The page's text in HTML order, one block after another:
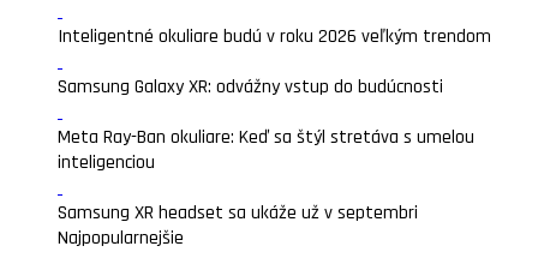
Inteligentné okuliare budú v roku 2026 veľkým trendom
Samsung Galaxy XR: odvážny vstup do budúcnosti
Meta Ray-Ban okuliare: Keď sa štýl stretáva s umelou
inteligenciou
Samsung XR headset sa ukáže už v septembri
Najpopularnejšie